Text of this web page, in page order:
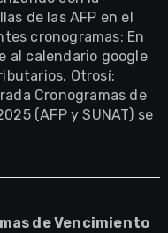
de las AFP en el
cronogramas: En
al calendario google
Otrosí:
Cronogramas de
(AFP y SUNAT) se
de Vencimiento